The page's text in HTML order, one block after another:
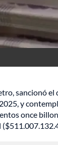
sancionó
y
once